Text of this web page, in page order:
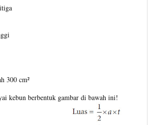
300 cm²
kebun berbentuk gambar di bawah ini!